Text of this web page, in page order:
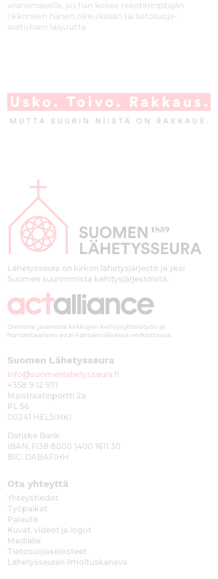
viranomaiselle, jos hän kokee rekisterinpitäjän
rikkoneen hänen oikeuksiaan tai tietosuoja-
asetuksen laajuutta.
p
kLähetysseura on kirkon lähetysjärjestö ja yksi
Suomen suurimmista kehitysjärjestöistä.
Olemme jäsenenä kirkkojen kehitysyhteistyön ja
humanitaarisen avun kansainvälisessä verkostossa.
Suomen Lähetysseura
info@suomenlahetysseura.fi
+358 9 12 971
Maistraatinportti 2a
PL 56
00241 HELSINKI
Danske Bank
IBAN: FI38 8000 1400 1611 30
BIC: DABAFIHH
Ota yhteyttä
Yhteystiedot
Työpaikat
Palaute
Kuvat, videot ja logot
Medialle
Tietosuojaselosteet
Lähetysseuran ilmoituskanava